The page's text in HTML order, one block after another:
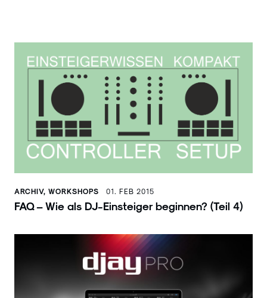
ARCHIV, WORKSHOPS 01. FEB 2015
FAQ – Wie als DJ-Einsteiger beginnen? (Teil 4)